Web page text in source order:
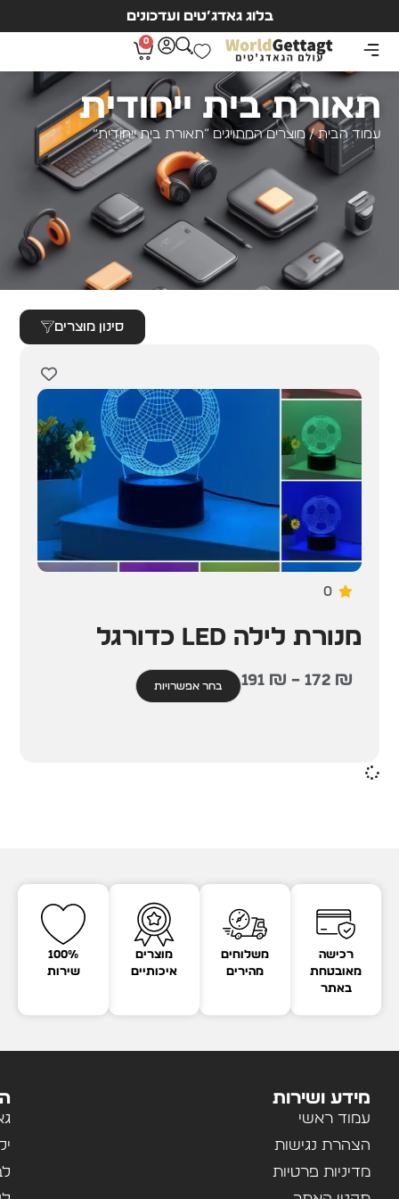
בלוג גאדג’טים ועדכונים
0
תאורת בית ייחודית
עמוד הבית/ מוצרים המתויגים “תאורת בית ייחודית”
סינון מוצרים
0
מנורת לילה LED כדורגל
172 ₪
–
191 ₪ בחר אפשרויות
רכישה
מאובטחת
באתר
משלוחים
מהירים
מוצרים
איכותיים
100%
שירות
מידע ושירות
עמוד ראשי
הצהרת נגישות
מדיניות פרטיות